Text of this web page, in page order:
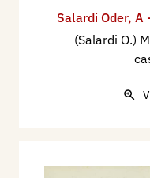
Salardi Oder, A
(Salardi O.)